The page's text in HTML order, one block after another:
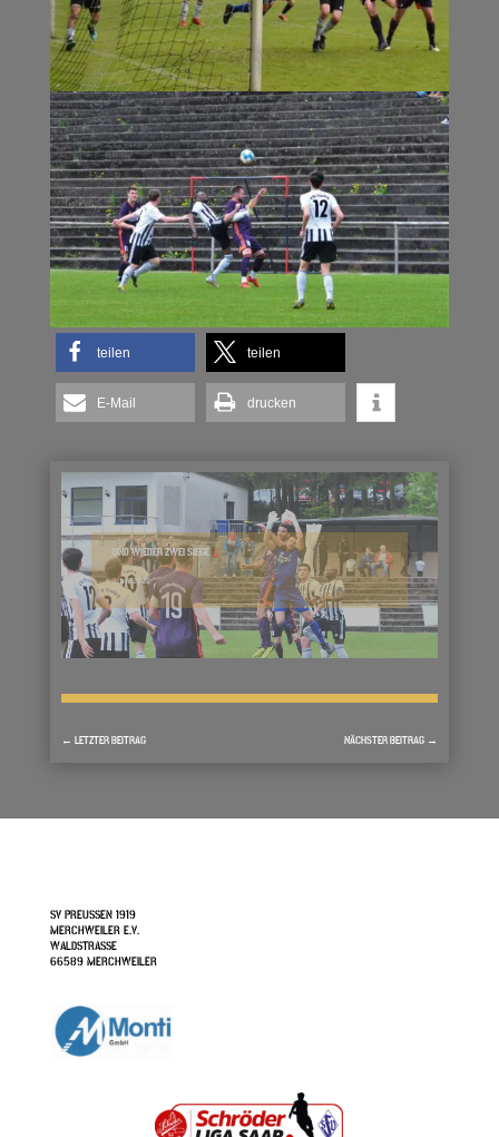
teilen teilen
E-Mail drucken
UND WIEDER ZWEI SIEGE
2. MAI 2022
← LETZTER BEITRAG NÄCHSTER BEITRAG →
SV PREUSSEN 1919
MERCHWEILER E.V.
WALDSTRASSE
66589 MERCHWEILER